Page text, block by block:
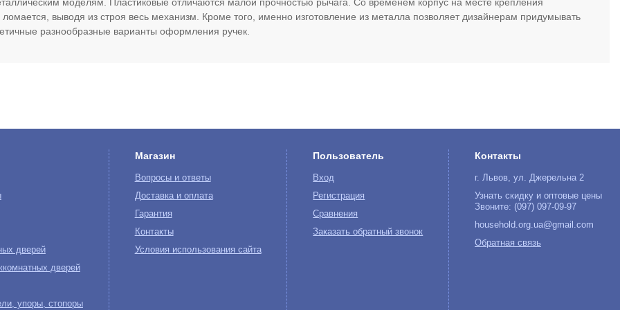
ломается, выводя из строя весь механизм. Кроме того, именно изготовление из металла позволяет дизайнерам придумывать
разнообразные варианты оформления ручек.
дверей
дверей
упоры, стопоры
Магазин
Вопросы и ответы
Доставка и оплата
Гарантия
Контакты
Условия использования сайта
Пользователь
Вход
Регистрация
Сравнения
Заказать обратный звонок
Контакты
г. Львов, ул. Джерельна 2
Узнать скидку и оптовые цены
Звоните: (097) 097-09-97
household.org.ua@gmail.com
Обратная связь